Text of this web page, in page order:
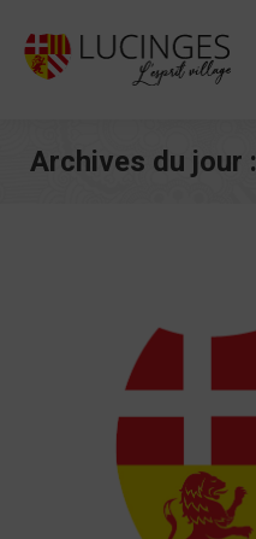
Archives du jour :